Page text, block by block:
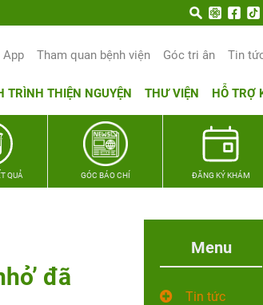
App Tham quan bệnh viện Góc tri ân Tin
TRÌNH THIỆN NGUYỆN THƯ VIỆN HỖ TRỢ
QUẢ GÓC BÁO CHÍ ĐĂNG KÝ KHÁM
đã
Menu
Tin tức